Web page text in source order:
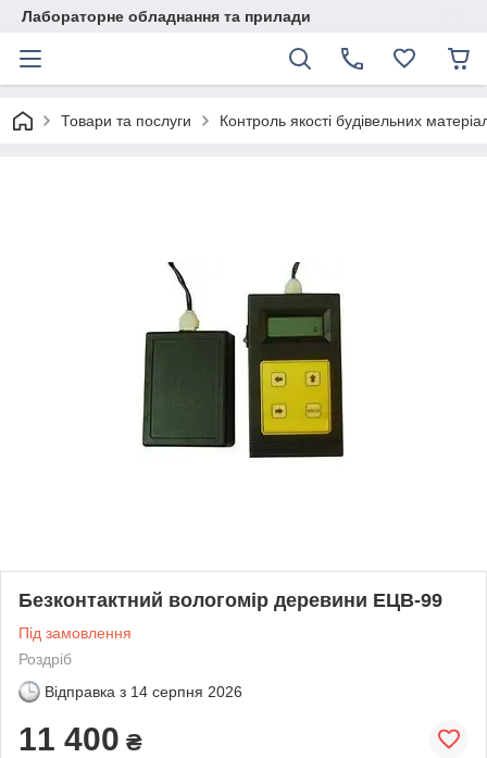
Лабораторне обладнання та прилади
Товари та послуги Контроль якості будівельних
Безконтактний вологомір деревини ЕЦВ-99
Під замовлення
Роздріб
Відправка з 14 серпня 2026
11 400 ₴